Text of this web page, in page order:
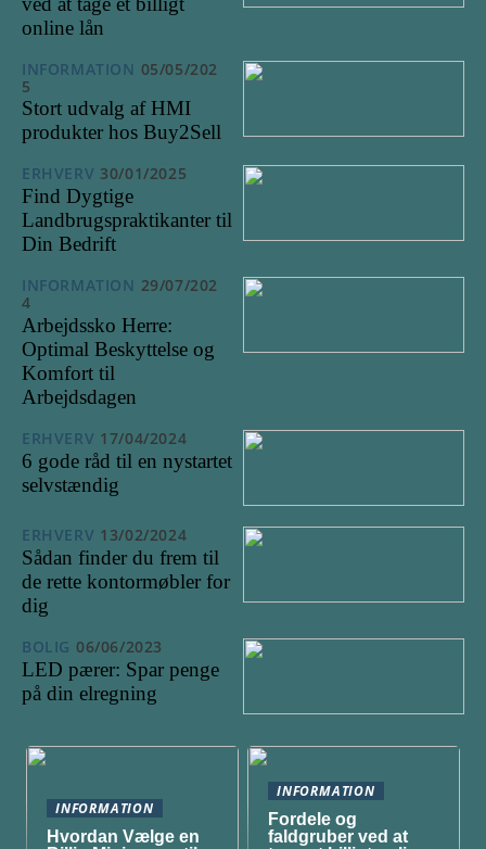
online lån
INFORMATION 05/05/202
5
Stort udvalg af HMI
produkter hos Buy2Sell
ERHVERV 30/01/2025
Find Dygtige
Landbrugspraktikanter til
Din Bedrift
INFORMATION 29/07/202
4
Arbejdssko Herre:
Optimal Beskyttelse og
Komfort til
Arbejdsdagen
ERHVERV 17/04/2024
6 gode råd til en nystartet
selvstændig
ERHVERV 13/02/2024
Sådan finder du frem til
de rette kontormøbler for
dig
BOLIG 06/06/2023
LED pærer: Spar penge
på din elregning
INFORMATION
Hvordan Vælge en
INFORMATION
Fordele og
faldgruber ved at